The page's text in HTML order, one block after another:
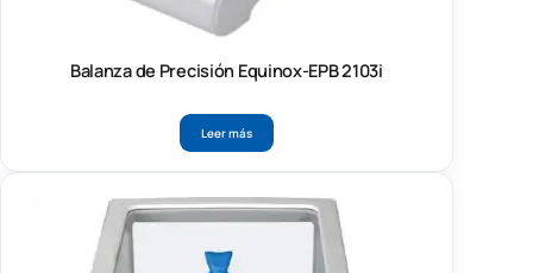
Balanza de Precisión Equinox-EPB 2103i
Leer más